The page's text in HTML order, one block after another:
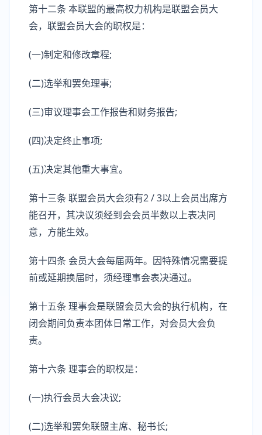
第十二条 本联盟的最高权力机构是联盟会员大
会，联盟会员大会的职权是：
(一)制定和修改章程;
(二)选举和罢免理事;
(三)审议理事会工作报告和财务报告;
(四)决定终止事项;
(五)决定其他重大事宜。
第十三条 联盟会员大会须有2 / 3以上会员出席方
能召开，其决议须经到会会员半数以上表决同
意，方能生效。
第十四条 会员大会每届两年。因特殊情况需要提
前或延期换届时，须经理事会表决通过。
第十五条 理事会是联盟会员大会的执行机构，在
闭会期间负责本团体日常工作，对会员大会负
责。
第十六条 理事会的职权是：
(一)执行会员大会决议;
(二)选举和罢免联盟主席、秘书长;